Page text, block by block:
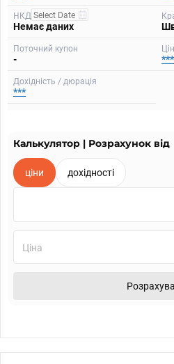
НКД
Немає даних
Поточний купон
- ***
Дохідність / дюрація
***
Калькулятор | Розрахунок від
ціни дохідності
Ціна